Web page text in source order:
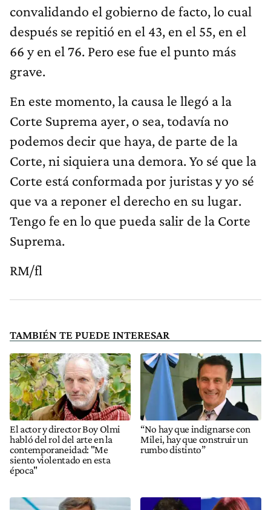
convalidando el gobierno de facto, lo cual
después se repitió en el 43, en el 55, en el
66 y en el 76. Pero ese fue el punto más
grave.
En este momento, la causa le llegó a la
Corte Suprema ayer, o sea, todavía no
podemos decir que haya, de parte de la
Corte, ni siquiera una demora. Yo sé que la
Corte está conformada por juristas y yo sé
que va a reponer el derecho en su lugar.
Tengo fe en lo que pueda salir de la Corte
Suprema.
RM/fl
TAMBIÉN TE PUEDE INTERESAR
El actor y director Boy Olmi
habló del rol del arte en la
contemporaneidad: "Me
siento violentado en esta
época"
“No hay que indignarse con
Milei, hay que construir un
rumbo distinto”